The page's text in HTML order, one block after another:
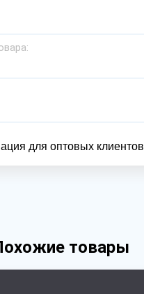
для оптовых клиентов
товары